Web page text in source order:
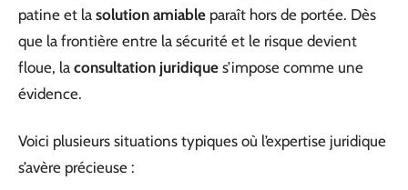
patine et la solution amiable paraît hors de portée. Dès
que la frontière entre la sécurité et le risque devient
floue, la consultation juridique s’impose comme une
évidence.
Voici plusieurs situations typiques où l’expertise juridique
s’avère précieuse :